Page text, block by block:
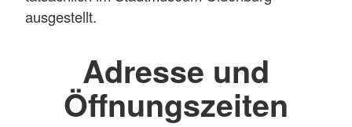
ausgestellt.
Adresse und
Öffnungszeiten